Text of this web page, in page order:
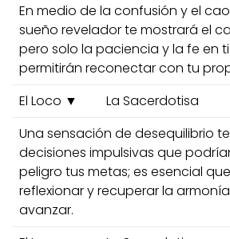
En medio de la confusión y el
sueño revelador te mostrará el
pero solo la paciencia y la fe en
permitirán reconectar con tu
El Loco ▼
La Sacerdotisa
Una sensación de desequilibrio
decisiones impulsivas que
peligro tus metas; es esencial
reflexionar y recuperar la
avanzar.